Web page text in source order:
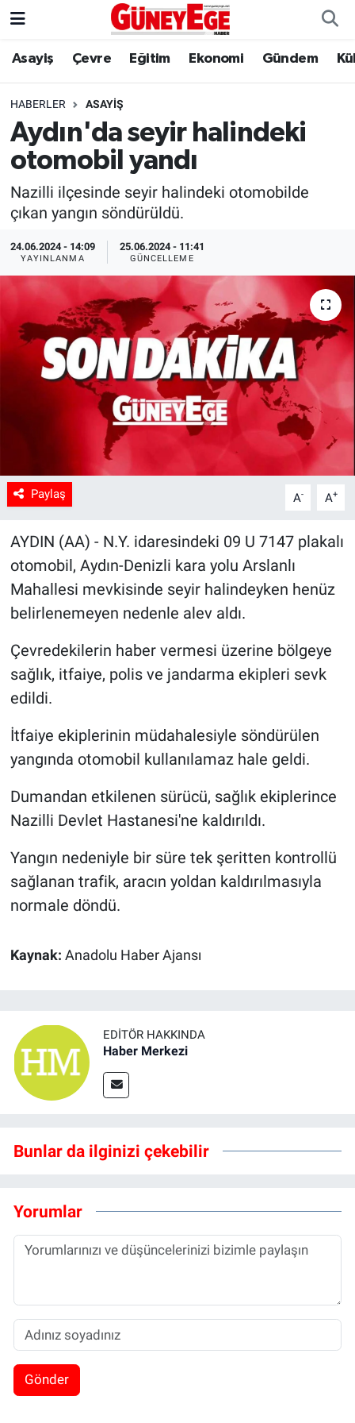
Asayiş Çevre Eğitim Ekonomi Gündem
HABERLER ASAYIŞ
Aydın'da seyir halindeki
otomobil yandı
Nazilli ilçesinde seyir halindeki otomobilde
çıkan yangın söndürüldü.
24.06.2024 - 14:09
YAYINLANMA
25.06.2024 - 11:41
GÜNCELLEME
Paylaş A- A+
AYDIN (AA) - N.Y. idaresindeki 09 U 7147 plakalı
otomobil, Aydın-Denizli kara yolu Arslanlı
Mahallesi mevkisinde seyir halindeyken henüz
belirlenemeyen nedenle alev aldı.
Çevredekilerin haber vermesi üzerine bölgeye
sağlık, itfaiye, polis ve jandarma ekipleri sevk
edildi.
İtfaiye ekiplerinin müdahalesiyle söndürülen
yangında otomobil kullanılamaz hale geldi.
Dumandan etkilenen sürücü, sağlık ekiplerince
Nazilli Devlet Hastanesi'ne kaldırıldı.
Yangın nedeniyle bir süre tek şeritten kontrollü
sağlanan trafik, aracın yoldan kaldırılmasıyla
normale döndü.
Kaynak: Anadolu Haber Ajansı
EDITÖR HAKKINDA
Haber Merkezi
Bunlar da ilginizi çekebilir
Yorumlar
Gönder
Asayiş
Çevre
Eğitim
Ekonomi
Gündem
Kültür Sanat
Magazin
Politika
Sağlık
Tarım
İstanbul Hava Durumu
İstanbul Trafik Yoğunluk Haritası
Süper Lig Puan Durumu ve Fikstür
Tüm Manşetler
Son Dakika Haberleri
Haber Arşivi